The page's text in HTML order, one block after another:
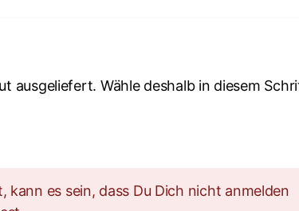
ausgeliefert. Wähle deshalb in diesem
kann es sein, dass Du Dich nicht anmelden